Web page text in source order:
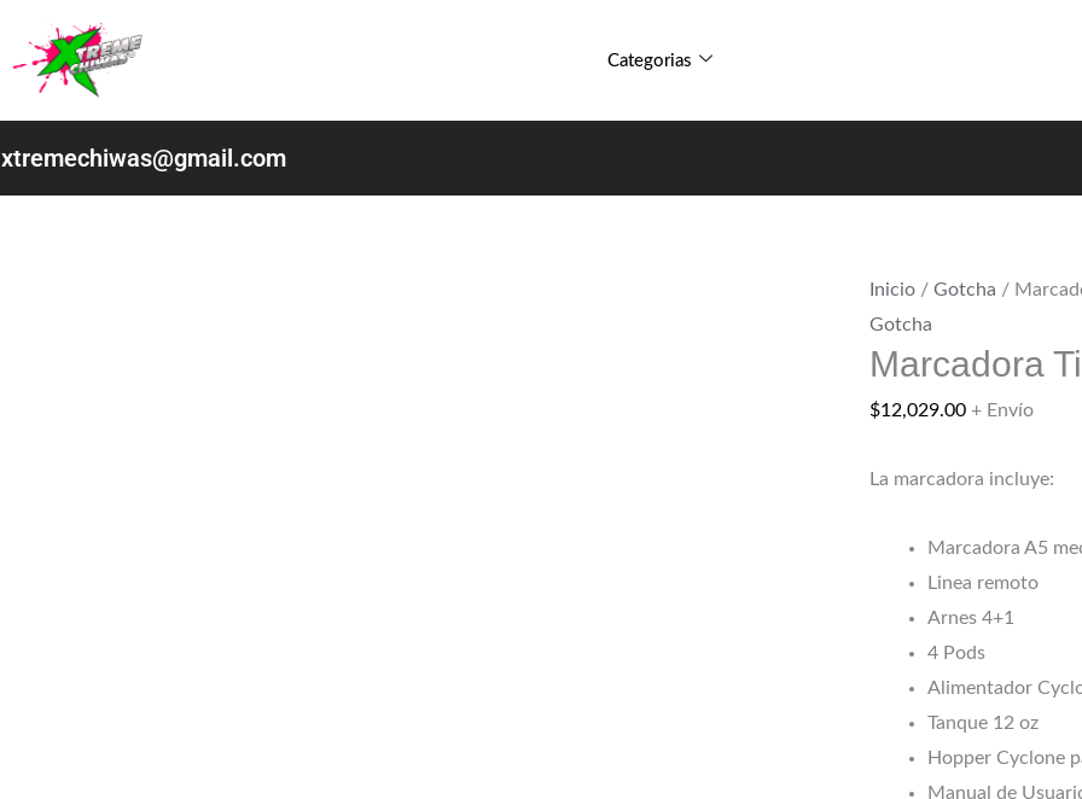
contenido
Categorias
xtremechiwas@gmail.com
Inicio / Gotcha /
Gotcha
Marcadora
$12,029.00 + Envío
La marcadora incluye:
Marcadora A5
Linea remoto
Arnes 4+1
4 Pods
Alimentador
Tanque 12 oz
Hopper Cyclone
Manual de
Mécanica